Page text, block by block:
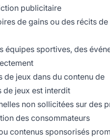
publicitaire
de gains ou des récits
équipes sportives, des
de jeux dans du contenu de
jeux est interdit
non sollicitées sur des
des consommateurs
contenus sponsorisés